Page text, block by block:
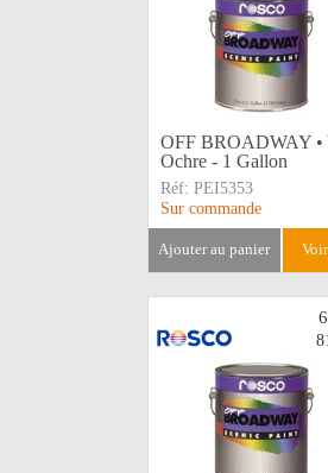
OFF BROADWAY •
Ochre - 1 Gallon
Réf: PEI5353
Sur commande
ajouter au panier